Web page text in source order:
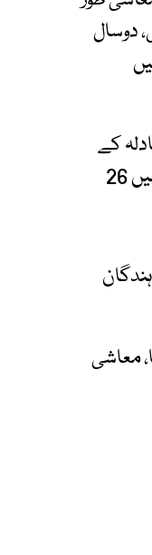
چکی تھی، دوسال
کے
ذخائر 9 ارب سے بڑھ کر 12 ارب ڈالر سے تجاوز کرچکے ہیں، 2025 ء میں ٹیکس وصولوں میں 26
نئے ٹیکس دہندگان
معاشی